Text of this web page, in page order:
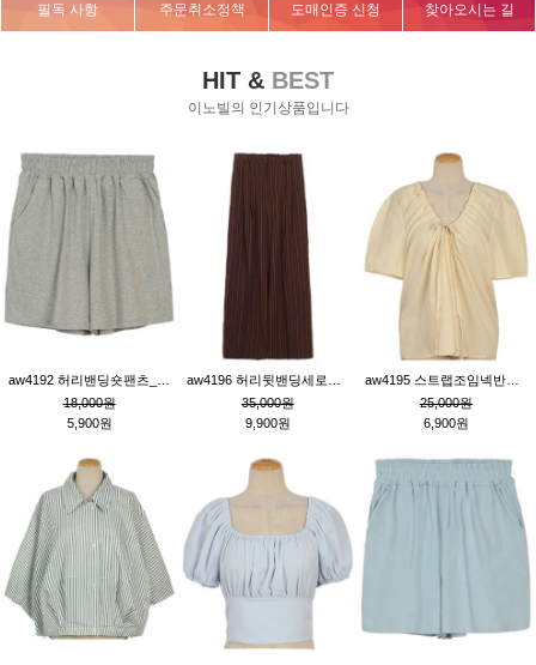
필독 사항 주문취소정책 도매인증 신청 찾아오시는 길
HIT & BEST
이노빌의 인기상품입니다
18,000원
5,900원
35,000원
9,900원
25,000원
6,900원